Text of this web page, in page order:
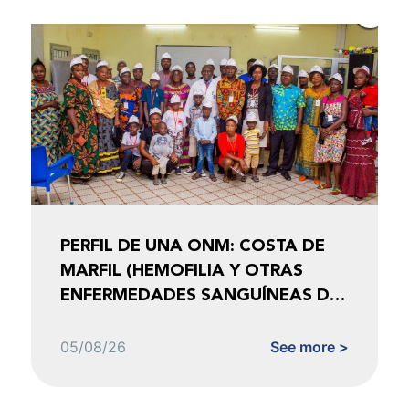
PERFIL DE UNA ONM: COSTA DE
MARFIL (HEMOFILIA Y OTRAS
ENFERMEDADES SANGUÍNEAS DE
05/08/26 See more >